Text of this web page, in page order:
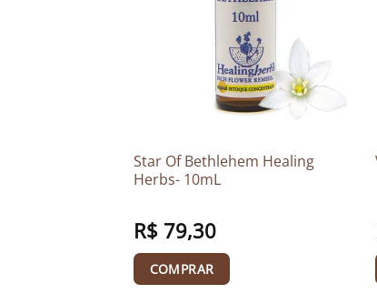
Star Of Bethlehem Healing
Herbs- 10mL
R$79,30
COMPRAR